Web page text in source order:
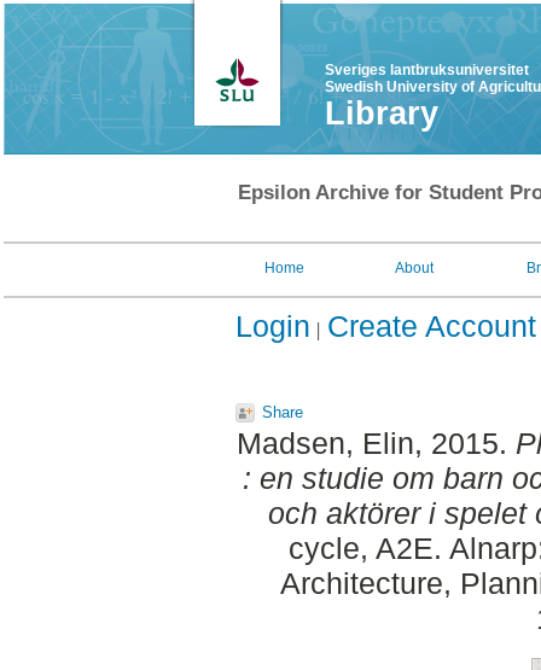
Sveriges lantbruksuniversitet
Swedish University of
Library
Epsilon Archive for Student
Home About
Login Create Account
Share
Madsen, Elin, 2015.
: en studie om barn
och aktörer i spelet
cycle, A2E.
Architecture,